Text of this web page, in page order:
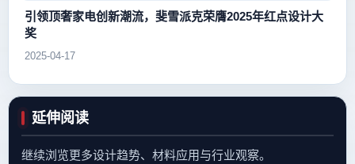
引领顶奢家电创新潮流，斐雪派克荣膺2025年红点设计大
奖
2025-04-17
延伸阅读
继续浏览更多设计趋势、材料应用与行业观察。